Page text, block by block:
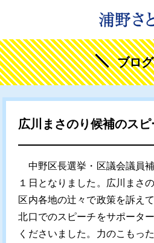
ブログ
広川まさのり候補のスピ
中野区長選挙・区議会議員
１日となりました。広川まさ
区内各地の辻々で政策を訴え
北口でのスピーチをサポータ
くださいました。力のこもっ